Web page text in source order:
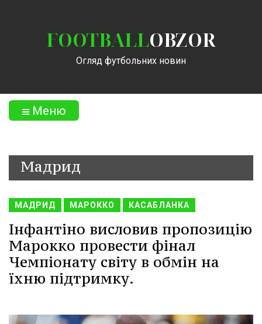
FOOTBALLOBZOR
Огляд футбольних новин
Меню
Мадрид
МАДРИД МАРОККО КАСАБЛАНКА
Інфантіно висловив пропозицію
Марокко провести фінал
Чемпіонату світу в обмін на
їхню підтримку.